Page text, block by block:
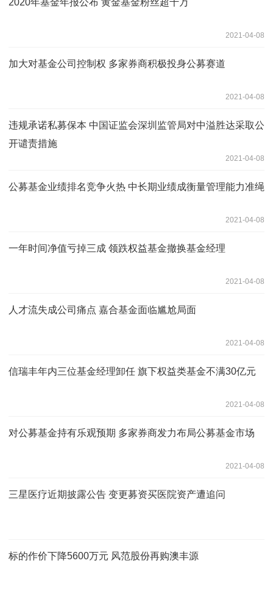
2021-04-08
加大对基金公司控制权 多家券商积极投身公募赛道
2021-04-08
违规承诺私募保本 中国证监会深圳监管局对中溢胜达采取公
开谴责措施
2021-04-08
公募基金业绩排名竞争火热 中长期业绩成衡量管理能力准绳
2021-04-08
一年时间净值亏掉三成 领跌权益基金撤换基金经理
2021-04-08
人才流失成公司痛点 嘉合基金面临尴尬局面
2021-04-08
信瑞丰年内三位基金经理卸任 旗下权益类基金不满30亿元
2021-04-08
对公募基金持有乐观预期 多家券商发力布局公募基金市场
2021-04-08
三星医疗近期披露公告 变更募资买医院资产遭追问
标的作价下降5600万元 风范股份再购澳丰源